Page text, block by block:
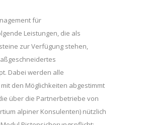
für
Leistungen, die als
zur Verfügung stehen,
Dabei werden alle
den Möglichkeiten abgestimmt
über die Partnerbetriebe von
alpiner Konsulenten) nützlich